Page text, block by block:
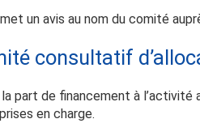
un avis au nom du comité
consultatif
part de financement à
en charge.